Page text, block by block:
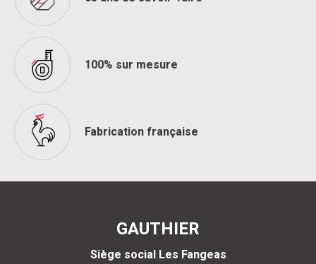
100% sur mesure
Fabrication française
GAUTHIER
Siège social Les Fangeas